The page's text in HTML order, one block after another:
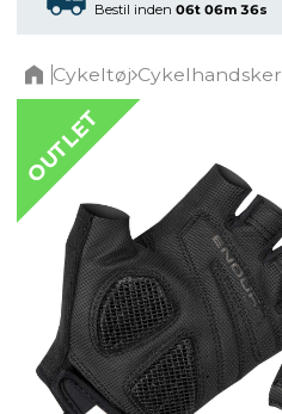
Bestil inden 06t 06m 36s
Cykeltøj Cykelhandsker
OUTLET